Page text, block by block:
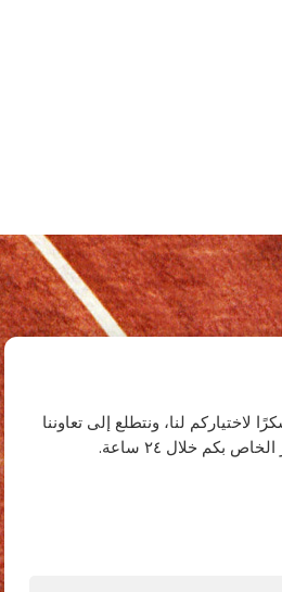
لنا، ونتطلع إلى تعاوننا
خلال ٢٤ ساعة.